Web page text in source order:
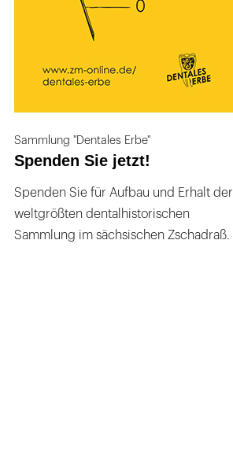
Sammlung "Dentales Erbe"
Spenden Sie jetzt!
Spenden Sie für Aufbau und Erhalt der
weltgrößten dentalhistorischen
Sammlung im sächsischen Zschadraß.